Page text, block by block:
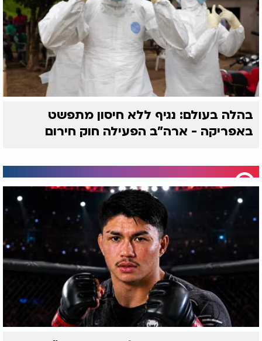
בהלה בעולם: נגיף ללא חיסון מתפשט
באפריקה - ארה"ב הפעילה חוק חירום